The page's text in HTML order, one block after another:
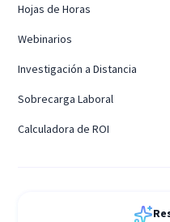
Hojas de Horas
Webinarios
Investigación a Distancia
Sobrecarga Laboral
Calculadora de ROI